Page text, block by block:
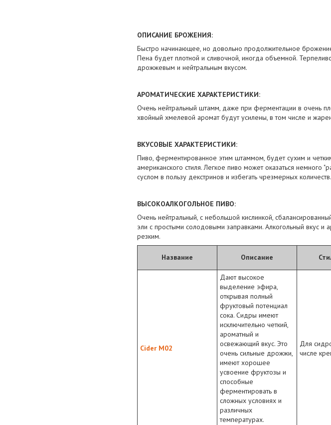
ОПИСАНИЕ БРОЖЕНИЯ:
Быстро начинающее, но довольно продолжительное
Пена будет плотной и сливочной, иногда объемной.
дрожжевым и нейтральным вкусом.
АРОМАТИЧЕСКИЕ ХАРАКТЕРИСТИКИ:
Очень нейтральный штамм, даже при ферментации в очень
хвойный хмелевой аромат будут усилены, в том числе и
ВКУСОВЫЕ ХАРАКТЕРИСТИКИ:
Пиво, ферментированное этим штаммом, будет сухим и
американского стиля. Легкое пиво может оказаться немного
суслом в пользу декстринов и избегать чрезмерных
ВЫСОКОАЛКОГОЛЬНОЕ ПИВО:
Очень нейтральный, с небольшой кислинкой,
эли с простыми солодовыми заправками. Алкогольный вкус
резким.
Название Описание
Cider M02
Дают высокое
выделение эфира,
открывая полный
фруктовый потенциал
сока. Сидры имеют
исключительно четкий,
ароматный и
освежающий вкус. Это
очень сильные дрожжи,
имеют хорошее
усвоение фруктозы и
способные
ферментировать в
сложных условиях и
различных
температурах.
Для
числе